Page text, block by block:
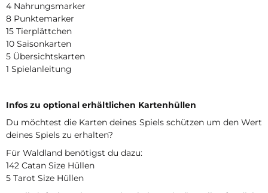
4 Nahrungsmarker
8 Punktemarker
15 Tierplättchen
10 Saisonkarten
5 Übersichtskarten
1 Spielanleitung
Infos zu optional erhältlichen Kartenhüllen
Du möchtest die Karten deines Spiels schützen um den Wert
deines Spiels zu erhalten?
Für Waldland benötigst du dazu:
142 Catan Size Hüllen
5 Tarot Size Hüllen